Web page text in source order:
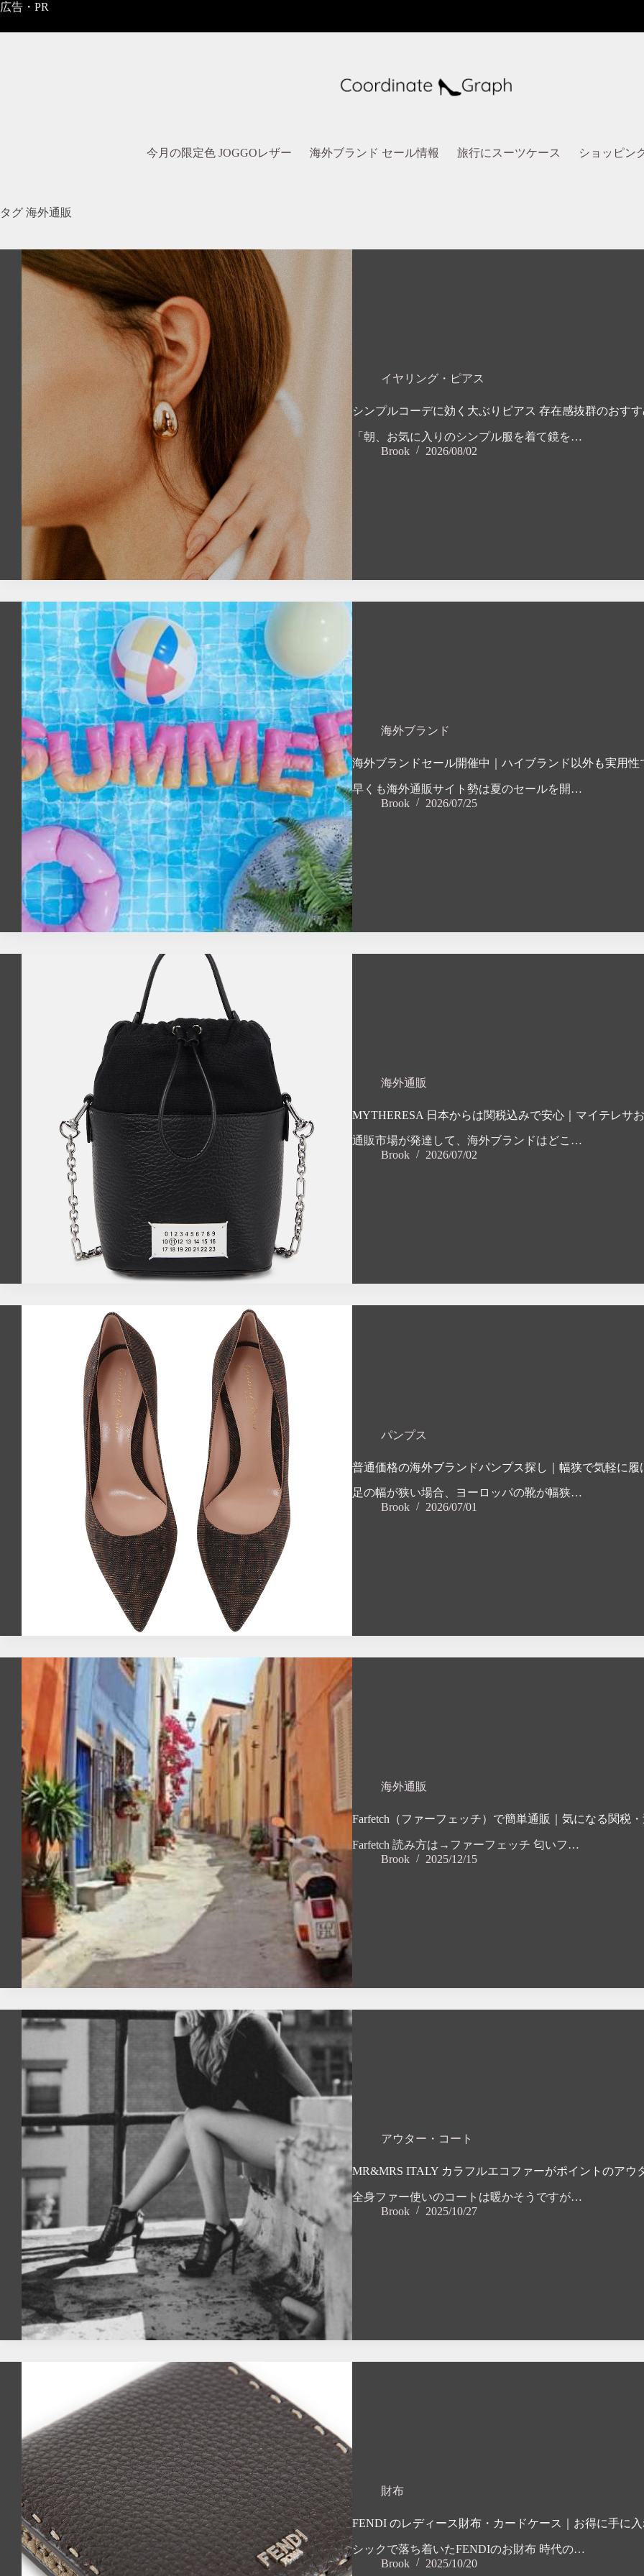
コ
テ
広告・PR
今月の限定色 JOGGOレザー 海外ブランド セール情報 旅行にスーツケース ショッピン
タグ 海外通販
イヤリング・ピアス
シンプルコーデに効く大ぶりピアス 存在感抜群のおす
「朝、お気に入りのシンプル服を着て鏡を…
Brook
2026/08/02
海外ブランド
海外ブランドセール開催中｜ハイブランド以外も実用性
早くも海外通販サイト勢は夏のセールを開…
Brook
2026/07/25
海外通販
MYTHERESA 日本からは関税込みで安心｜マイテレサ
通販市場が発達して、海外ブランドはどこ…
Brook
2026/07/02
パンプス
普通価格の海外ブランドパンプス探し｜幅狭で気軽に履
足の幅が狭い場合、ヨーロッパの靴が幅狭…
Brook
2026/07/01
海外通販
Farfetch（ファーフェッチ）で簡単通販｜気になる関税
Farfetch 読み方は→ファーフェッチ 匂いフ…
Brook
2025/12/15
アウター・コート
MR&MRS ITALY カラフルエコファーがポイントのアウ
全身ファー使いのコートは暖かそうですが…
Brook
2025/10/27
財布
FENDI のレディース財布・カードケース｜お得に手に
シックで落ち着いたFENDIのお財布 時代の…
Brook
2025/10/20